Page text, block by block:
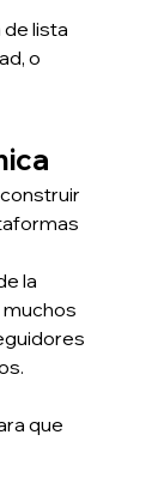
de lista
o
la
muchos
que